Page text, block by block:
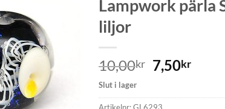
Lampwork pärla
liljor
10,00kr 7,50kr
Slut i lager
Artikelnr:GL6293